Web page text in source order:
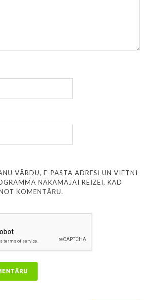
VĀRDU, E-PASTA ADRESI UN VIETNI
NĀKAMAJAI REIZEI, KAD
KOMENTĀRU.